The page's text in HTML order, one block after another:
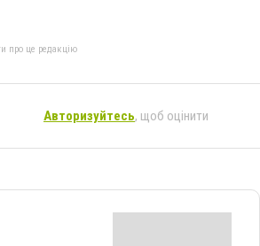
про це редакцію
Авторизуйтесь, щоб оцінити